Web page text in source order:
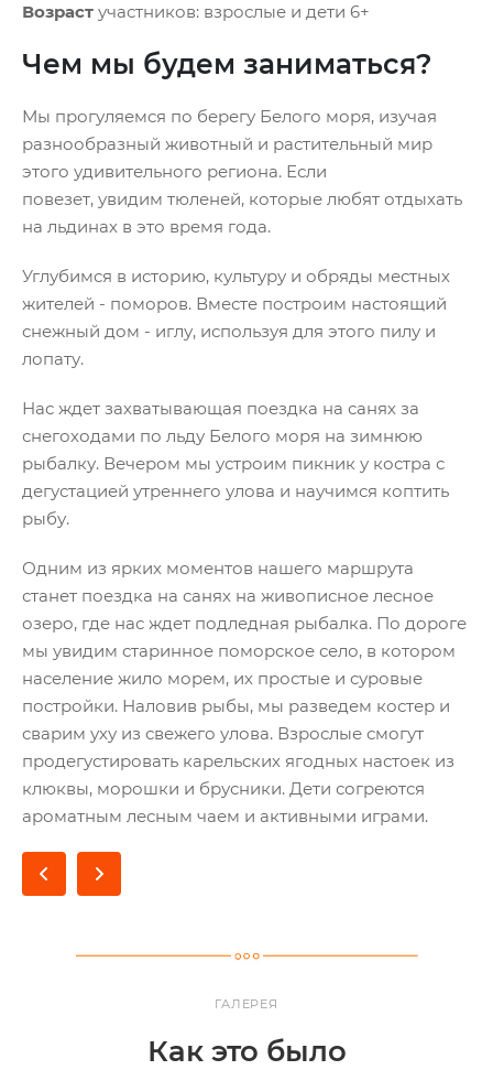
Возраст участников: взрослые и дети 6+
Чем мы будем заниматься?
Мы прогуляемся по берегу Белого моря, изучая
разнообразный животный и растительный мир
этого удивительного региона. Если
повезет, увидим тюленей, которые любят отдыхать
на льдинах в это время года.
Углубимся в историю, культуру и обряды местных
жителей - поморов. Вместе построим настоящий
снежный дом - иглу, используя для этого пилу и
лопату.
Нас ждет захватывающая поездка на санях за
снегоходами по льду Белого моря на зимнюю
рыбалку. Вечером мы устроим пикник у костра с
дегустацией утреннего улова и научимся коптить
рыбу.
Одним из ярких моментов нашего маршрута
станет поездка на санях на живописное лесное
озеро, где нас ждет подледная рыбалка. По дороге
мы увидим старинное поморское село, в котором
население жило морем, их простые и суровые
постройки. Наловив рыбы, мы разведем костер и
сварим уху из свежего улова. Взрослые смогут
продегустировать карельских ягодных настоек из
клюквы, морошки и брусники. Дети согреются
ароматным лесным чаем и активными играми.
ГАЛЕРЕЯ
Как это было